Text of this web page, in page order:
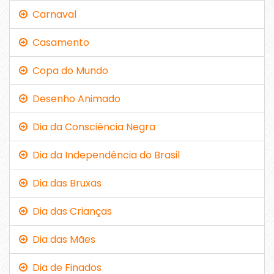
Carnaval
Casamento
Copa do Mundo
Desenho Animado
Dia da Consciência Negra
Dia da Independência do Brasil
Dia das Bruxas
Dia das Crianças
Dia das Mães
Dia de Finados